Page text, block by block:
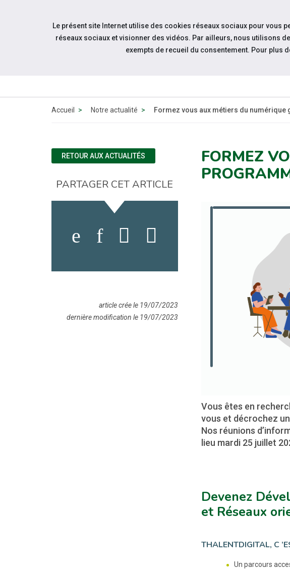
Aller au contenu
Accueil Notre actualité Formez vous aux métiers du numérique
FORMEZ
Vous êtes en
vous et décrochez un
Nos réunions
lieu mardi 25 juillet
Devenez
et Réseaux
THALENTDIGITAL, C
Un parcours
RETOUR AUX ACTUALITÉS
PARTAGER CET ARTICLE
article crée le 19/07/2023
dernière modification le 19/07/2023
Le présent site Internet utilise des cookies réseaux sociaux pour vous
réseaux sociaux et visionner des vidéos. Par ailleurs, nous utilisons
exempts de recueil du consentement. Pour plus